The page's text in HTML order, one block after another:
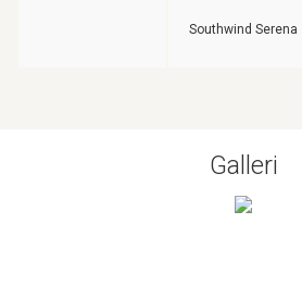
Southwind Serena
Galleri